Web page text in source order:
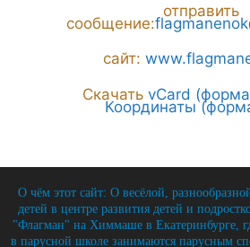
отправить
сообщение:
сайт:
Скачать vCard
Координаты
О чём этот сайт: О весёлой,
детей в центре развития детей и
"Флагман" на Химмаше в Екатеринбурге,
в парусной школе занимаются парусным